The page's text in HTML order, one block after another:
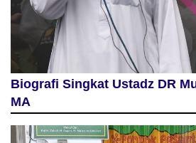
Biografi Singkat Ustadz DR
MA